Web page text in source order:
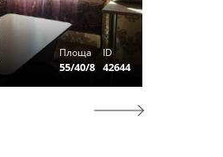
Площа
55/40/8
ID
42644